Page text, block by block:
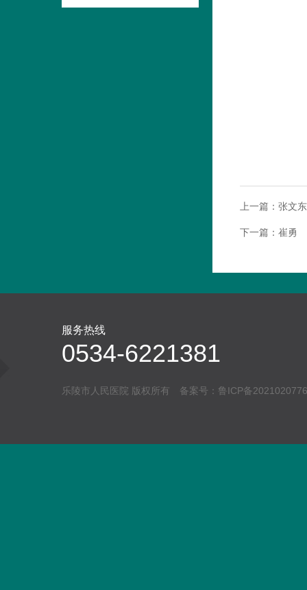
上一篇： 张文东
下一篇： 崔勇
服务热线
0534-6221381
乐陵市人民医院 版权所有 备案号： 鲁ICP备